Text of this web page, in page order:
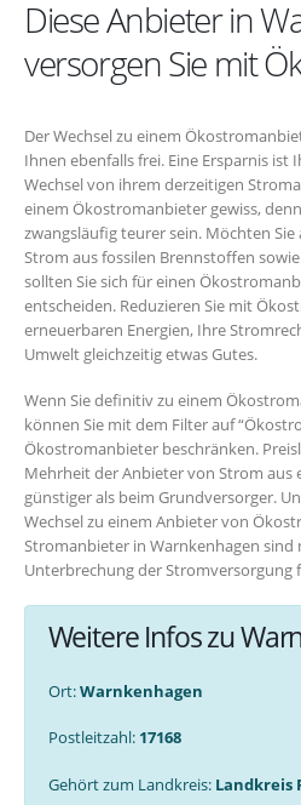
Diese Anbieter in
versorgen Sie mit
Der Wechsel zu einem
Ihnen ebenfalls frei. Eine Ersparnis ist
Wechsel von ihrem derzeitigen
einem Ökostromanbieter gewiss,
zwangsläufig teurer sein. Möchten
Strom aus fossilen Brennstoffen
sollten Sie sich für einen
entscheiden. Reduzieren Sie mit
erneuerbaren Energien, Ihre
Umwelt gleichzeitig etwas Gutes.
Wenn Sie definitiv zu einem
können Sie mit dem Filter auf
Ökostromanbieter beschränken.
Mehrheit der Anbieter von Strom aus
günstiger als beim Grundversorger.
Wechsel zu einem Anbieter von
Stromanbieter in Warnkenhagen sind
Unterbrechung der
Weitere Infos zu
Ort:Warnkenhagen
Postleitzahl: 17168
Gehört zum Landkreis: Landkreis